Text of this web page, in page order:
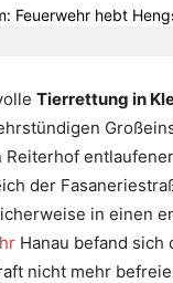
Tierrettung in
der
in einen
Hanau befand
nicht mehr